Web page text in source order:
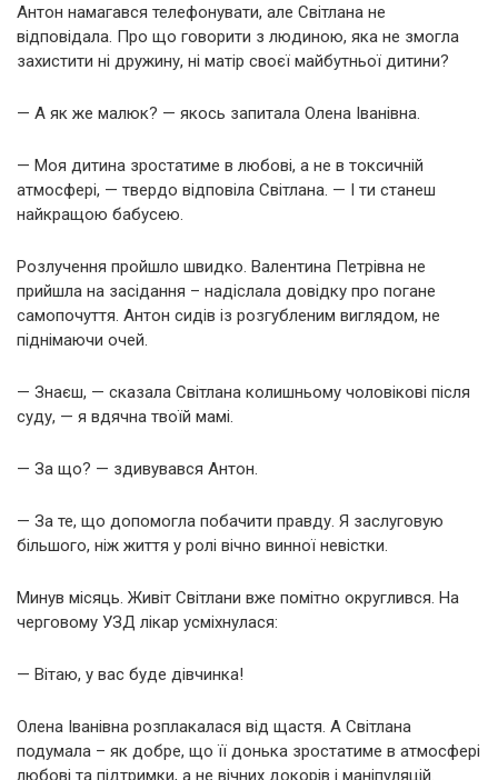
Антон намагався телефонувати, але Світлана не
відповідала. Про що говорити з людиною, яка не змогла
захистити ні дружину, ні матір своєї майбутньої дитини?
— А як же малюк? — якось запитала Олена Іванівна.
— Моя дитина зростатиме в любові, а не в токсичній
атмосфері, — твердо відповіла Світлана. — І ти станеш
найкращою бабусею.
Розлучення пройшло швидко. Валентина Петрівна не
прийшла на засідання – надіслала довідку про погане
самопочуття. Антон сидів із розгубленим виглядом, не
піднімаючи очей.
— Знаєш, — сказала Світлана колишньому чоловікові після
суду, — я вдячна твоїй мамі.
— За що? — здивувався Антон.
— За те, що допомогла побачити правду. Я заслуговую
більшого, ніж життя у ролі вічно винної невістки.
Минув місяць. Живіт Світлани вже помітно округлився. На
черговому УЗД лікар усміхнулася:
— Вітаю, у вас буде дівчинка!
Олена Іванівна розплакалася від щастя. А Світлана
подумала – як добре, що її донька зростатиме в атмосфері
любові та підтримки, а не вічних докорів і маніпуляцій.